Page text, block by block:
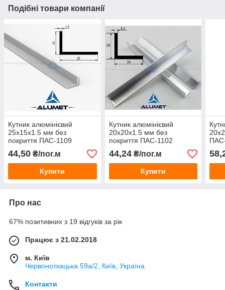
Подібні товари компанії
Кутник алюмінієвий
25х15х1.5 мм без
покриття ПАС-1109
(БПО-3146)
44,50 ₴/пог.м
Купити
Кутник алюмінієвий
20х20х1.5 мм без
покриття ПАС-1102
(БПО-1249)
44,24₴/пог.м
Купити
Про нас
67% позитивних з 19 відгуків за рік
Працює з 21.02.2018
м. Київ
Червоноткацька 59а/2, Київ, Україна
Контакти